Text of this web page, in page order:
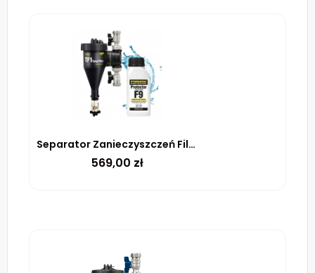
Separator Zanieczyszczeń Filtr magnetyczny 28mm Fernox TF1 + Inhibitor F9
569,00 zł